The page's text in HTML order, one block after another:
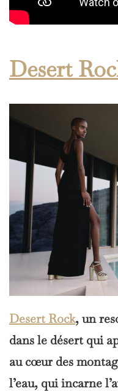
Desert
Desert Rock, un
dans le désert qui
au cœur des
l’eau, qui incarne